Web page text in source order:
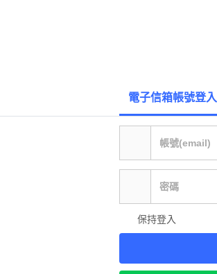
電子信箱帳號登入
保持登入